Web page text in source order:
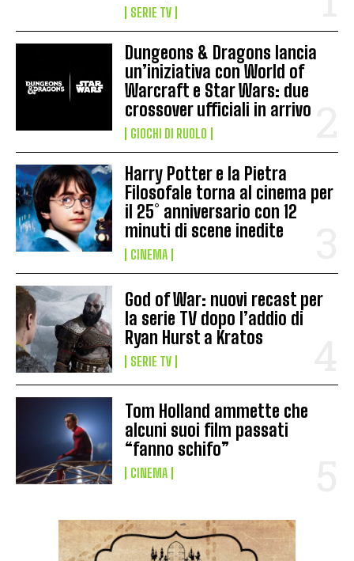
SERIE TV
Dungeons & Dragons lancia
un’iniziativa con World of
Warcraft e Star Wars: due
crossover ufficiali in arrivo
GIOCHI DI RUOLO
Harry Potter e la Pietra
Filosofale torna al cinema per
il 25° anniversario con 12
minuti di scene inedite
CINEMA
God of War: nuovi recast per
la serie TV dopo l’addio di
Ryan Hurst a Kratos
SERIE TV
Tom Holland ammette che
alcuni suoi film passati
“fanno schifo”
CINEMA